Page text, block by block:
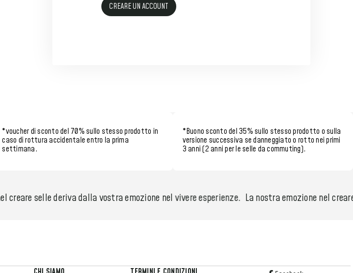
CREARE UN ACCOUNT
*voucher di sconto del 70%sullo stesso prodotto in
caso di rottura accidentale entro la prima
settimana.
*Buono sconto del 35%sullo stesso prodotto o sulla
versione successiva se danneggiato o rotto neiprimi
3 anni (2 anni per le selle da commuting).
creare selle deriva dalla vostra emozione nel vivere esperienze.La nostra emozione nel